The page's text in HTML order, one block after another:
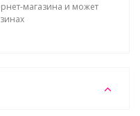
магазина и может